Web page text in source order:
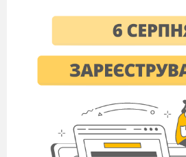
Типово приладами
цифровий фотоапарат.
Переваги моделі:
1)Апаратна
сканером, проектором,